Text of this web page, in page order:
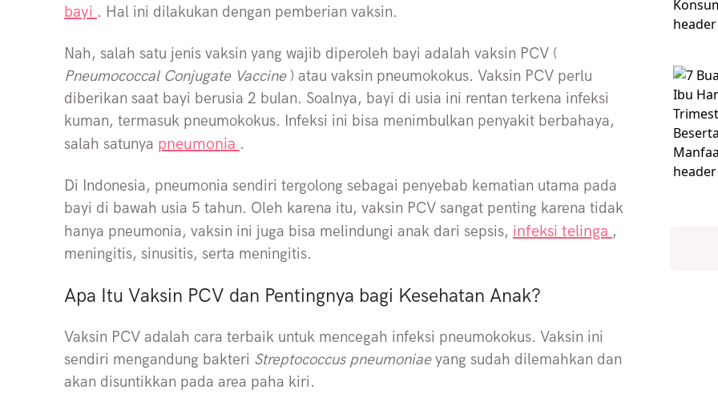
bayi . Hal ini dilakukan dengan pemberian vaksin.
Nah, salah satu jenis vaksin yang wajib diperoleh bayi adalah vaksin PCV (
Pneumococcal Conjugate Vaccine ) atau vaksin pneumokokus. Vaksin PCV perlu
diberikan saat bayi berusia 2 bulan. Soalnya, bayi di usia ini rentan terkena infeksi
kuman, termasuk pneumokokus. Infeksi ini bisa menimbulkan penyakit berbahaya,
salah satunya pneumonia .
Di Indonesia, pneumonia sendiri tergolong sebagai penyebab kematian utama pada
bayi di bawah usia 5 tahun. Oleh karena itu, vaksin PCV sangat penting karena tidak
hanya pneumonia, vaksin ini juga bisa melindungi anak dari sepsis, infeksi telinga ,
meningitis, sinusitis, serta meningitis.
Apa Itu Vaksin PCV dan Pentingnya bagi Kesehatan Anak?
Vaksin PCV adalah cara terbaik untuk mencegah infeksi pneumokokus. Vaksin ini
sendiri mengandung bakteri Streptococcus pneumoniaeyang sudah dilemahkan dan
akan disuntikkan pada area paha kiri.